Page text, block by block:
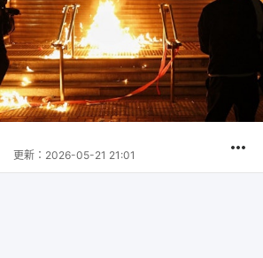
更新： 2026-05-21 21:01